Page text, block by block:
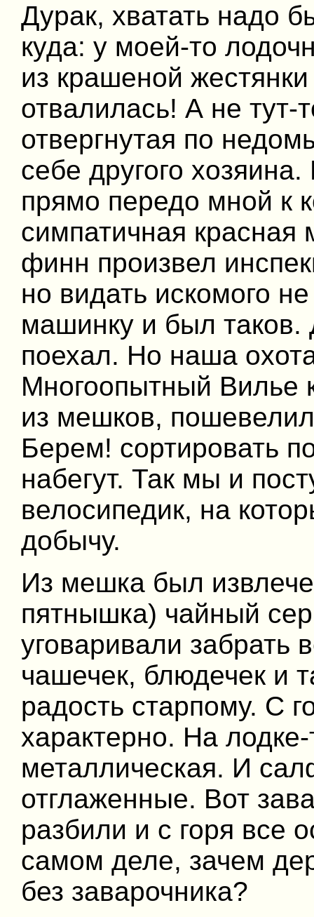
Дурак, хватать надо
куда: у моей-то
из крашеной
отвалилась! А не
отвергнутая по
себе другого
прямо передо мной к
симпатичная
финн произвел
но видать искомого
машинку и был таков.
поехал. Но наша
Многоопытный Вилье
из мешков,
Берем! сортировать
набегут. Так мы и
велосипедик, на
добычу.
Из мешка был
пятнышка) чайный
уговаривали забрать
чашечек, блюдечек и
радость старпому. С
характерно. На
металлическая. И
отглаженные. Вот
разбили и с горя все
самом деле, зачем
без заварочника?